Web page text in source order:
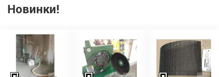
Новинки!